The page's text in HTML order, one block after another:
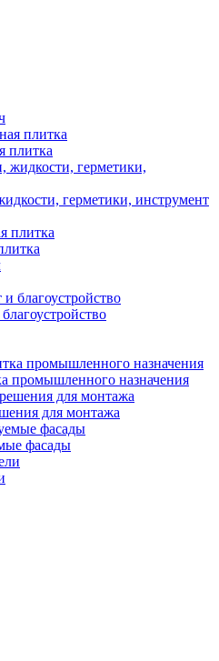
плитка
герметики, инструмент
промышленного назначения
для монтажа
фасады